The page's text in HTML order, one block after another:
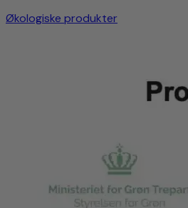
Økologiske produkter